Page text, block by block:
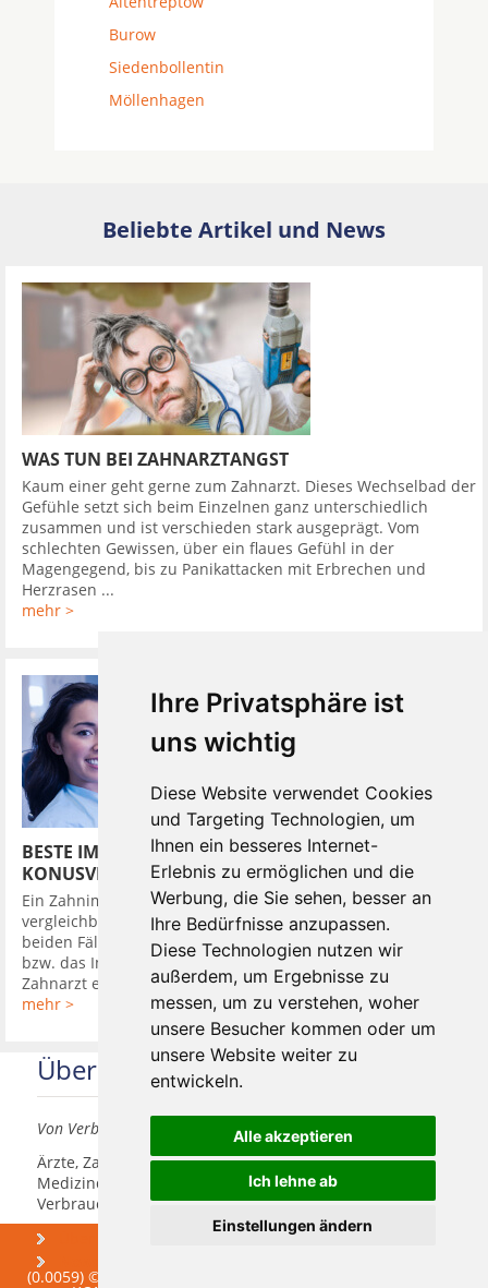
Ihre Privatsphäre ist
uns wichtig
Diese Website verwendet Cookies
und Targeting Technologien, um
Ihnen ein besseres Internet-
Erlebnis zu ermöglichen und die
Werbung, die Sie sehen, besser an
Ihre Bedürfnisse anzupassen.
Diese Technologien nutzen wir
außerdem, um Ergebnisse zu
messen, um zu verstehen, woher
unsere Besucher kommen oder um
unsere Website weiter zu
entwickeln.
Alle akzeptieren
Ich lehne ab
Einstellungen ändern
Burow
Siedenbollentin
Möllenhagen
Beliebte Artikel und News
WAS TUN BEI ZAHNARZTANGST
Kaum einer geht gerne zum Zahnarzt. Dieses Wechselbad der
Gefühle setzt sich beim Einzelnen ganz unterschiedlich
zusammen und ist verschieden stark ausgeprägt. Vom
schlechten Gewissen, über ein flaues Gefühl in der
Magengegend, bis zu Panikattacken mit Erbrechen und
Herzrasen ...
mehr >
BESTE IMPLANTATSYSTEME HABEN
KONUSVERBINDUNG
Ein Zahnimplantat in den Kieferknochen zu setzen, ist
vergleichbar mit dem Eindrehen eines Dübels in die Wand. In
beiden Fällen wird zuerst ein Loch gebohrt, in das der Dübel,
bzw. das Implantat bündig eingebracht wird. Darauf setzt der
Zahnarzt ein Provisorium, um ...
mehr >
Über uns
Von Verbrauchern für Verbraucher
Ärzte, Zahnärzte, Akustiker und andere
Medizindienstleister haben hier die Möglichkeit, sich
Verbrauchern vorzustellen.
Praxismarketing
(0.0059) © 2004 - 2026 DEV AG - Alle Rechte vorbehalten